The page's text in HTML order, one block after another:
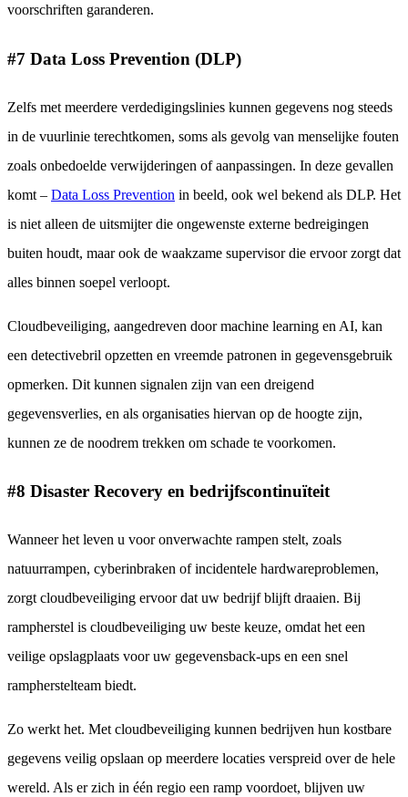
voorschriften garanderen.
#7 Data Loss Prevention (DLP)
Zelfs met meerdere verdedigingslinies kunnen gegevens nog steeds
in de vuurlinie terechtkomen, soms als gevolg van menselijke fouten
zoals onbedoelde verwijderingen of aanpassingen. In deze gevallen
komt – Data Loss Prevention in beeld, ook wel bekend als DLP. Het
is niet alleen de uitsmijter die ongewenste externe bedreigingen
buiten houdt, maar ook de waakzame supervisor die ervoor zorgt dat
alles binnen soepel verloopt.
Cloudbeveiliging, aangedreven door machine learning en AI, kan
een detectivebril opzetten en vreemde patronen in gegevensgebruik
opmerken. Dit kunnen signalen zijn van een dreigend
gegevensverlies, en als organisaties hiervan op de hoogte zijn,
kunnen ze de noodrem trekken om schade te voorkomen.
#8 Disaster Recovery en bedrijfscontinuïteit
Wanneer het leven u voor onverwachte rampen stelt, zoals
natuurrampen, cyberinbraken of incidentele hardwareproblemen,
zorgt cloudbeveiliging ervoor dat uw bedrijf blijft draaien. Bij
rampherstel is cloudbeveiliging uw beste keuze, omdat het een
veilige opslagplaats voor uw gegevensback-ups en een snel
rampherstelteam biedt.
Zo werkt het. Met cloudbeveiliging kunnen bedrijven hun kostbare
gegevens veilig opslaan op meerdere locaties verspreid over de hele
wereld. Als er zich in één regio een ramp voordoet, blijven uw